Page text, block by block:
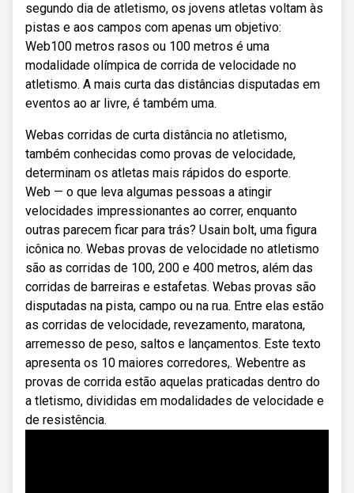
segundo dia de atletismo, os jovens atletas voltam às
pistas e aos campos com apenas um objetivo:
Web100 metros rasos ou 100 metros é uma
modalidade olímpica de corrida de velocidade no
atletismo. A mais curta das distâncias disputadas em
eventos ao ar livre, é também uma.
Webas corridas de curta distância no atletismo,
também conhecidas como provas de velocidade,
determinam os atletas mais rápidos do esporte.
Web — o que leva algumas pessoas a atingir
velocidades impressionantes ao correr, enquanto
outras parecem ficar para trás? Usain bolt, uma figura
icônica no. Webas provas de velocidade no atletismo
são as corridas de 100, 200 e 400 metros, além das
corridas de barreiras e estafetas. Webas provas são
disputadas na pista, campo ou na rua. Entre elas estão
as corridas de velocidade, revezamento, maratona,
arremesso de peso, saltos e lançamentos. Este texto
apresenta os 10 maiores corredores,. Webentre as
provas de corrida estão aquelas praticadas dentro do
a tletismo, divididas em modalidades de velocidade e
de resistência.